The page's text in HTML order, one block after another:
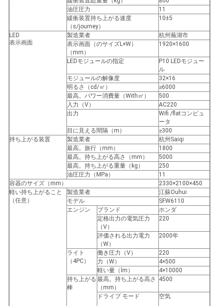
油圧圧力
11
緩衝装置持ち上がる速度
（s/journey）
10±5
LED
表示画面
製造業者
杭州蕪湖市
表示画面（のサイズL×W）
（mm）
1920×1600
LEDモジュールの指定
P10 LEDモジュー
ル
モジュールの解像度
32×16
明るさ（cd/㎡）
≥6000
最高。パワー消費量（With㎡）
500
入力（V）
AC220
出力
Wifi /flatコンピュ
ータ
目に見える間隔（m）
≥300
持ち上がる装置
製造業者
杭州Saiqi
最高。旅行（mm）
1800
最高。持ち上がる高さ（mm）
5000
最高。持ち上がる重量（kg）
250
油圧圧力（MPa）
11
容器のサイズ（mm）
2330×2100×450
軽い持ち上がること
（任意）
製造業者
江蘇Ouhui
モデル
SFW6110
エンジン
ブランド
ホンダ
定格出力の電気圧力
（V）
220
評価される出力電力
（W）
2000年
ライト
（4PC）
働き圧力（V）
220
力（W）
4×500
軽い量（lm）
4×10000
持ち上がる
棒
最高。持ち上がる高さ
（mm）
4500
ドライブ モード 空気